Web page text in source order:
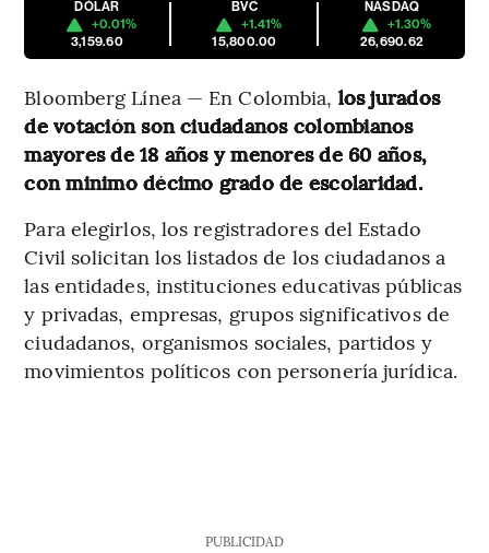
DÓLAR
+0.01%
3,159.60
BVC
+1.41%
15,800.00
NASDAQ
+1.30%
26,690.62
Bloomberg Línea — En Colombia, los jurados
de votación son ciudadanos colombianos
mayores de 18 años y menores de 60 años,
con minimo décimo grado de escolaridad.
Para elegirlos, los registradores del Estado
Civil solicitan los listados de los ciudadanos a
las entidades, instituciones educativas públicas
y privadas, empresas, grupos significativos de
ciudadanos, organismos sociales, partidos y
movimientos políticos con personería jurídica.
PUBLICIDAD